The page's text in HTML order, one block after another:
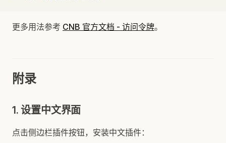
更多用法参考 CNB 官方文档 - 访问令牌。
附录
1. 设置中文界面
点击侧边栏插件按钮，安装中文插件：